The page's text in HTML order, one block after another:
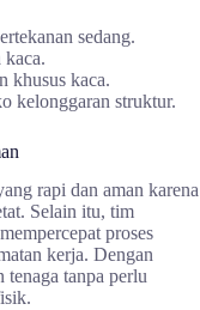
sedang.
kaca.
khusus kaca.
kelonggaran struktur.
rapi dan aman karena
Selain itu, tim
proses
kerja. Dengan
tanpa perlu